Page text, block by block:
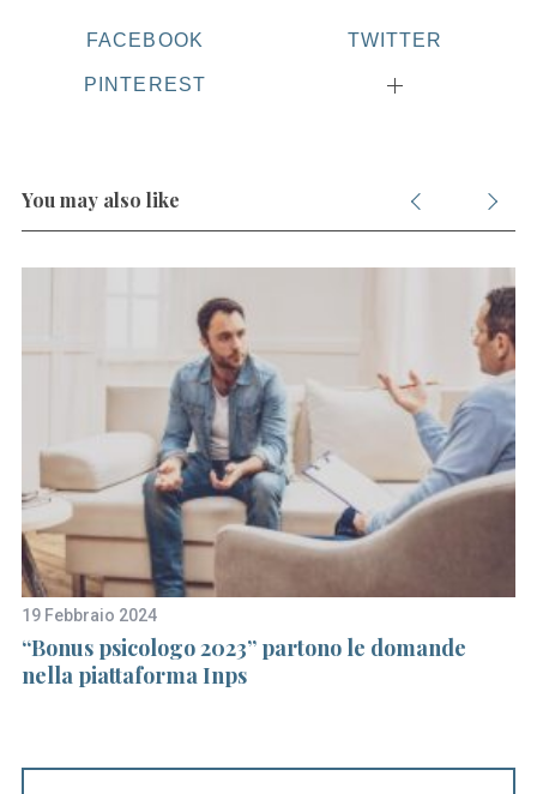
FACEBOOK TWITTER
PINTEREST
You may also like
19 Febbraio 2024
“Bonus psicologo 2023” partono le domande
nella piattaforma Inps